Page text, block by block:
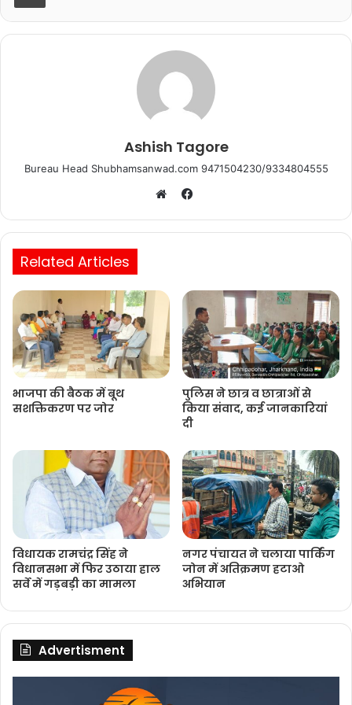
o
p
Ashish Tagore
Bureau Head Shubhamsanwad.com 9471504230/9334804555
Facebook
Related Articles
भाजपा की बैठक में बूथ
सशक्तिकरण पर जोर
पुलिस ने छात्र व छात्राओं से
किया संवाद, कई जानकारियां
दी
विधायक रामचंद्र सिंह ने
विधानसभा में फिर उठाया हाल
सर्वे में गड़बड़ी का मामला
नगर पंचायत ने चलाया पार्किंग
जोन में अतिक्रमण हटाओ
अभियान
Advertisment